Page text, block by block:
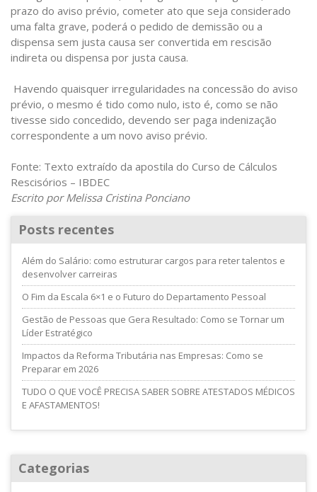
prazo do aviso prévio, cometer ato que seja considerado
uma falta grave, poderá o pedido de demissão ou a
dispensa sem justa causa ser convertida em rescisão
indireta ou dispensa por justa causa.
Havendo quaisquer irregularidades na concessão do aviso
prévio, o mesmo é tido como nulo, isto é, como se não
tivesse sido concedido, devendo ser paga indenização
correspondente a um novo aviso prévio.
Fonte: Texto extraído da apostila do Curso de Cálculos
Rescisórios – IBDEC
Escrito por Melissa Cristina Ponciano
Posts recentes
Além do Salário: como estruturar cargos para reter talentos e
desenvolver carreiras
O Fim da Escala 6×1 e o Futuro do Departamento Pessoal
Gestão de Pessoas que Gera Resultado: Como se Tornar um
Líder Estratégico
Impactos da Reforma Tributária nas Empresas: Como se
Preparar em 2026
TUDO O QUE VOCÊ PRECISA SABER SOBRE ATESTADOS MÉDICOS
E AFASTAMENTOS!
Categorias